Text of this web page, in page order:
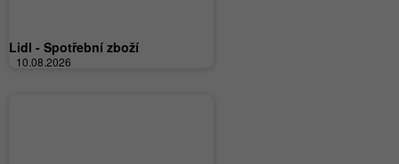
Lidl - Spotřební zboží
10.08.2026